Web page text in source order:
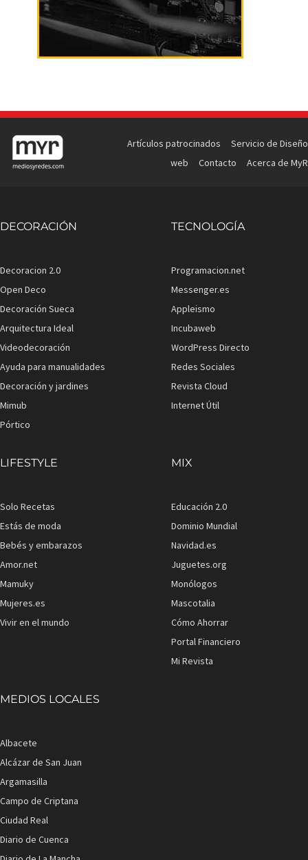
Artículos patrocinados
Servicio de Diseño
web
Contacto Acerca de MyR
DECORACIÓN
Decoracion 2.0
Open Deco
Decoración Sueca
Arquitectura Ideal
Videodecoración
Ayuda para manualidades
Decoración y jardines
Mimub
Pórtico
TECNOLOGÍA
Programacion.net
Messenger.es
Appleismo
Incubaweb
WordPress Directo
Redes Sociales
Revista Cloud
Internet Útil
LIFESTYLE
Solo Recetas
Estás de moda
Bebés y embarazos
Amor.net
Mamuky
Mujeres.es
Vivir en el mundo
MIX
Educación 2.0
Dominio Mundial
Navidad.es
Juguetes.org
Monólogos
Mascotalia
Cómo Ahorrar
Portal Financiero
Mi Revista
MEDIOS LOCALES
Albacete
Alcázar de San Juan
Argamasilla
Campo de Criptana
Ciudad Real
Diario de Cuenca